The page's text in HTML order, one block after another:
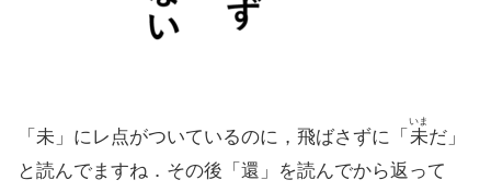
「未」にレ点がついているのに，飛ばさずに「 未
いま
だ」
と読んでますね．その後「還」を読んでから返って